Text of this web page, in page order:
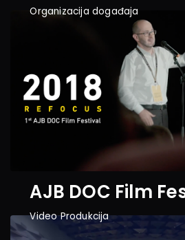
Organizacija događaja
AJB DOC Film
Video Produkcija